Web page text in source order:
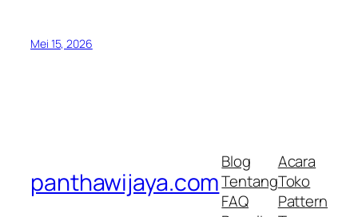
Mei 15, 2026
panthawijaya.com
Blog
Tentang
FAQ
Acara
Toko
Pattern